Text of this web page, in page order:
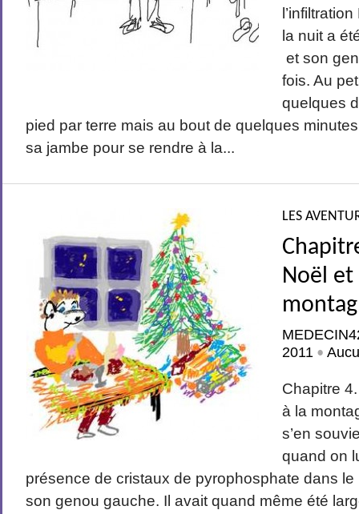
la nuit a
et son
fois. Au
quelques
pied par terre mais au bout de quelques
sa jambe pour se rendre à la...
LES
Noël
2011 •
Chapitre
à la
s’en
quand on
présence de cristaux de pyrophosphate dans
son genou gauche. Il avait quand même été